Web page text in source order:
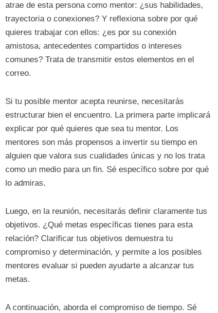
atrae de esta persona como mentor: ¿sus habilidades,
trayectoria o conexiones? Y reflexiona sobre por qué
quieres trabajar con ellos: ¿es por su conexión
amistosa, antecedentes compartidos o intereses
comunes? Trata de transmitir estos elementos en el
correo.
Si tu posible mentor acepta reunirse, necesitarás
estructurar bien el encuentro. La primera parte implicará
explicar por qué quieres que sea tu mentor. Los
mentores son más propensos a invertir su tiempo en
alguien que valora sus cualidades únicas y no los trata
como un medio para un fin. Sé específico sobre por qué
lo admiras.
Luego, en la reunión, necesitarás definir claramente tus
objetivos. ¿Qué metas específicas tienes para esta
relación? Clarificar tus objetivos demuestra tu
compromiso y determinación, y permite a los posibles
mentores evaluar si pueden ayudarte a alcanzar tus
metas.
A continuación, aborda el compromiso de tiempo. Sé